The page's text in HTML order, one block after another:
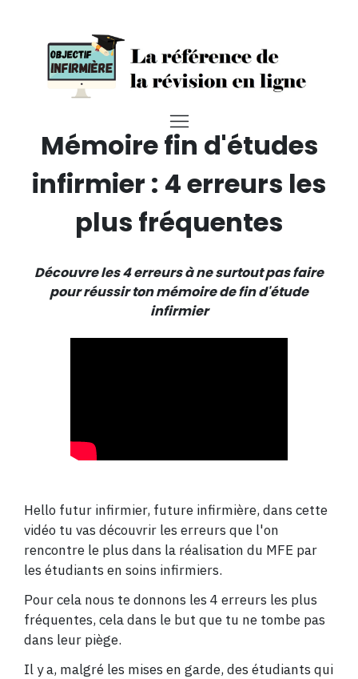
Mémoire fin d'études
infirmier : 4 erreurs les
plus fréquentes
Découvre les 4 erreurs à ne surtout pas faire
pour réussir ton mémoire de fin d'étude
infirmier
Hello futur infirmier, future infirmière, dans cette
vidéo tu vas découvrir les erreurs que l'on
rencontre le plus dans la réalisation du MFE par
les étudiants en soins infirmiers.
Pour cela nous te donnons les 4 erreurs les plus
fréquentes, cela dans le but que tu ne tombe pas
dans leur piège.
Il y a, malgré les mises en garde, des étudiants qui